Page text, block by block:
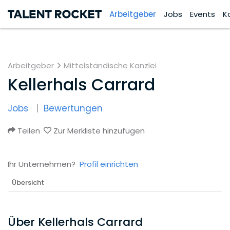
Arbeitgeber Jobs Events
Arbeitgeber Mittelständische Kanzlei
Kellerhals Carrard
Jobs Bewertungen
Teilen Zur Merkliste hinzufügen
Ihr Unternehmen? Profil einrichten
Übersicht
Über Kellerhals Carrard